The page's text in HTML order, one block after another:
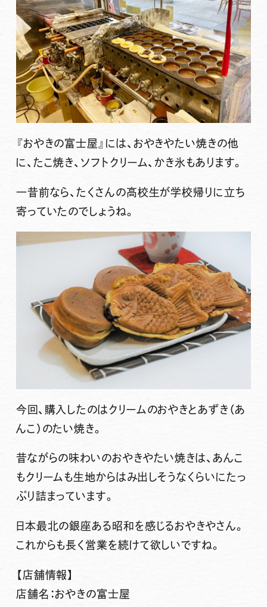
『おやきの富士屋』 には、おやきやたい焼きの他
に、たこ焼き、ソフトクリーム、かき氷もあります。
一昔前なら、たくさんの高校生が学校帰りに立ち
寄っていたのでしょうね。
今回、購入したのはクリームのおやきとあずき（あ
んこ）のたい焼き。
昔ながらの味わいのおやきやたい焼きは、あんこ
もクリームも生地からはみ出しそうなくらいにたっ
ぷり詰まっています。
日本最北の銀座ある昭和を感じるおやきやさん。
これからも長く営業を続けて欲しいですね。
【店舗情報】
店舗名：おやきの富士屋